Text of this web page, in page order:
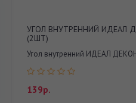
УГОЛ ВНУТРЕННИЙ ИДЕАЛ
(2ШТ)
Угол внутренний ИДЕАЛ
139р.